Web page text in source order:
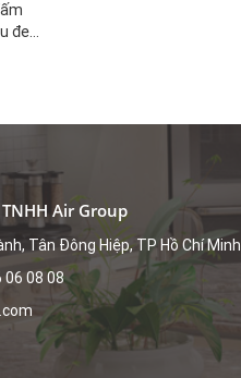
Air Group
Tân Đông Hiệp, TP Hồ Chí Minh
06 08 08